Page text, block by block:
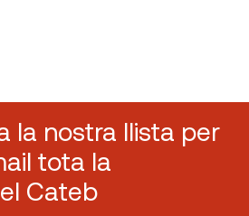
la nostra llista per
tota la
Cateb